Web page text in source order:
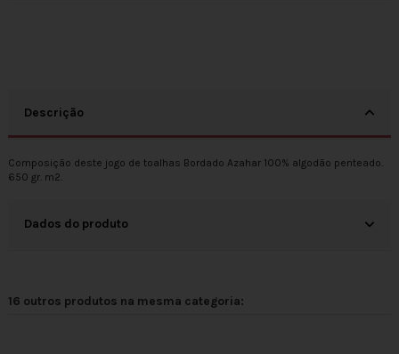
Descrição
Composição deste jogo de toalhas Bordado Azahar 100% algodão penteado.
650 gr. m2.
Dados do produto
16 outros produtos na mesma categoria: